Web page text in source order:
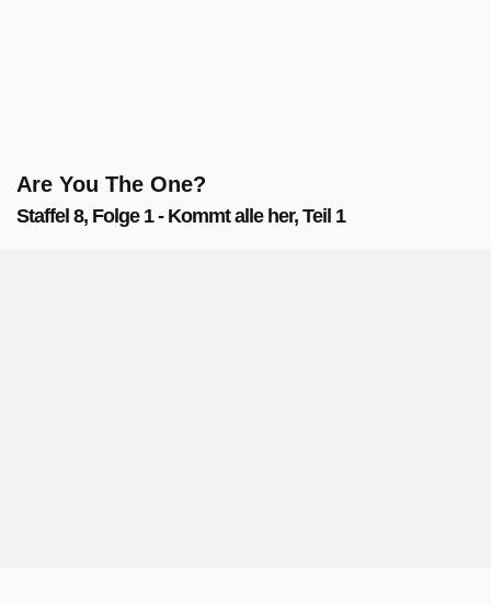
Are You The One?
Staffel 8, Folge 1 - Kommt alle her, Teil 1